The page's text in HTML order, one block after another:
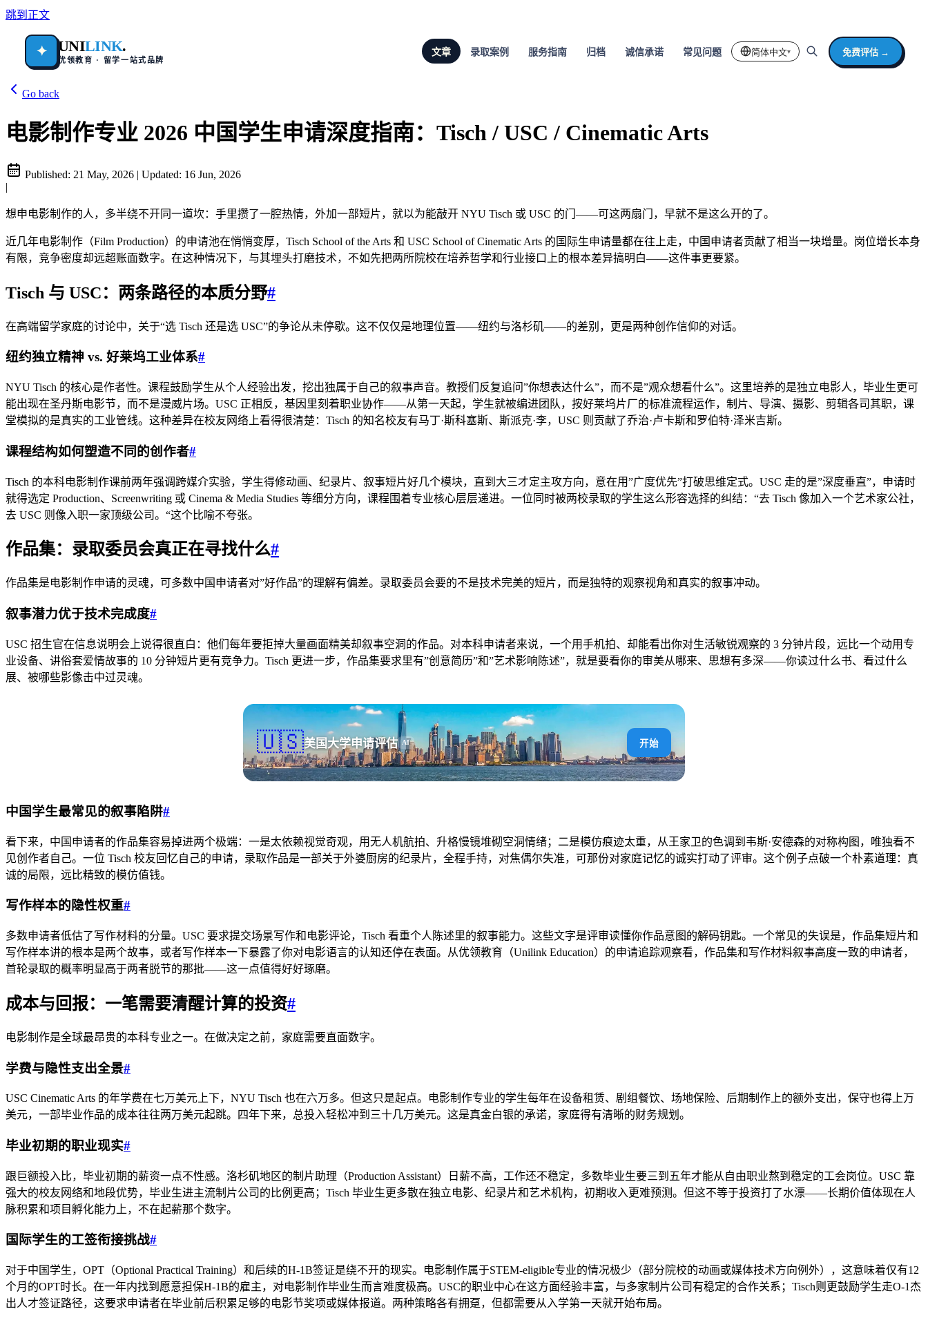
跳到正文
✦ UNILINK.
优领教育 · 留学一站式品牌
文章 录取案例 服务指南 归档 诚信承诺 常见问题 简体中文▾ 免费评估 →
Go back
电影制作专业 2026 中国学生申请深度指南：Tisch / USC / Cinematic Arts
Published: 21 May, 2026 | Updated: 16 Jun, 2026
|
想申电影制作的人，多半绕不开同一道坎：手里攒了一腔热情，外加一部短片，就以为能敲开 NYU Tisch 或 USC 的门——可这两扇门，早就不是这么开的了。
近几年电影制作（Film Production）的申请池在悄悄变厚，Tisch School of the Arts 和 USC School of Cinematic Arts 的国际生申请量都在往上走，中国申请者贡献了相当一块增量。岗位增长本身
有限，竞争密度却远超账面数字。在这种情况下，与其埋头打磨技术，不如先把两所院校在培养哲学和行业接口上的根本差异搞明白——这件事更要紧。
Tisch 与 USC：两条路径的本质分野#
在高端留学家庭的讨论中，关于“选 Tisch 还是选 USC”的争论从未停歇。这不仅仅是地理位置——纽约与洛杉矶——的差别，更是两种创作信仰的对话。
纽约独立精神 vs. 好莱坞工业体系#
NYU Tisch 的核心是作者性。课程鼓励学生从个人经验出发，挖出独属于自己的叙事声音。教授们反复追问”你想表达什么”，而不是”观众想看什么”。这里培养的是独立电影人，毕业生更可
能出现在圣丹斯电影节，而不是漫威片场。USC 正相反，基因里刻着职业协作——从第一天起，学生就被编进团队，按好莱坞片厂的标准流程运作，制片、导演、摄影、剪辑各司其职，课
堂模拟的是真实的工业管线。这种差异在校友网络上看得很清楚：Tisch 的知名校友有马丁·斯科塞斯、斯派克·李，USC 则贡献了乔治·卢卡斯和罗伯特·泽米吉斯。
课程结构如何塑造不同的创作者#
Tisch 的本科电影制作课前两年强调跨媒介实验，学生得修动画、纪录片、叙事短片好几个模块，直到大三才定主攻方向，意在用”广度优先”打破思维定式。USC 走的是”深度垂直”，申请时
就得选定 Production、Screenwriting 或 Cinema & Media Studies 等细分方向，课程围着专业核心层层递进。一位同时被两校录取的学生这么形容选择的纠结：“去 Tisch 像加入一个艺术家公社，
去 USC 则像入职一家顶级公司。“这个比喻不夸张。
作品集：录取委员会真正在寻找什么#
作品集是电影制作申请的灵魂，可多数中国申请者对”好作品”的理解有偏差。录取委员会要的不是技术完美的短片，而是独特的观察视角和真实的叙事冲动。
叙事潜力优于技术完成度#
USC 招生官在信息说明会上说得很直白：他们每年要拒掉大量画面精美却叙事空洞的作品。对本科申请者来说，一个用手机拍、却能看出你对生活敏锐观察的 3 分钟片段，远比一个动用专
业设备、讲俗套爱情故事的 10 分钟短片更有竞争力。Tisch 更进一步，作品集要求里有”创意简历”和”艺术影响陈述”，就是要看你的审美从哪来、思想有多深——你读过什么书、看过什么
展、被哪些影像击中过灵魂。
🇺🇸美国大学申请评估 AI 开始
中国学生最常见的叙事陷阱#
看下来，中国申请者的作品集容易掉进两个极端：一是太依赖视觉奇观，用无人机航拍、升格慢镜堆砌空洞情绪；二是模仿痕迹太重，从王家卫的色调到韦斯·安德森的对称构图，唯独看不
见创作者自己。一位 Tisch 校友回忆自己的申请，录取作品是一部关于外婆厨房的纪录片，全程手持，对焦偶尔失准，可那份对家庭记忆的诚实打动了评审。这个例子点破一个朴素道理：真
诚的局限，远比精致的模仿值钱。
写作样本的隐性权重#
多数申请者低估了写作材料的分量。USC 要求提交场景写作和电影评论，Tisch 看重个人陈述里的叙事能力。这些文字是评审读懂你作品意图的解码钥匙。一个常见的失误是，作品集短片和
写作样本讲的根本是两个故事，或者写作样本一下暴露了你对电影语言的认知还停在表面。从优领教育（Unilink Education）的申请追踪观察看，作品集和写作材料叙事高度一致的申请者，
首轮录取的概率明显高于两者脱节的那批——这一点值得好好琢磨。
成本与回报：一笔需要清醒计算的投资#
电影制作是全球最昂贵的本科专业之一。在做决定之前，家庭需要直面数字。
学费与隐性支出全景#
USC Cinematic Arts 的年学费在七万美元上下，NYU Tisch 也在六万多。但这只是起点。电影制作专业的学生每年在设备租赁、剧组餐饮、场地保险、后期制作上的额外支出，保守也得上万
美元，一部毕业作品的成本往往两万美元起跳。四年下来，总投入轻松冲到三十几万美元。这是真金白银的承诺，家庭得有清晰的财务规划。
毕业初期的职业现实#
跟巨额投入比，毕业初期的薪资一点不性感。洛杉矶地区的制片助理（Production Assistant）日薪不高，工作还不稳定，多数毕业生要三到五年才能从自由职业熬到稳定的工会岗位。USC 靠
强大的校友网络和地段优势，毕业生进主流制片公司的比例更高；Tisch 毕业生更多散在独立电影、纪录片和艺术机构，初期收入更难预测。但这不等于投资打了水漂——长期价值体现在人
脉积累和项目孵化能力上，不在起薪那个数字。
国际学生的工签衔接挑战#
对于中国学生，OPT（Optional Practical Training）和后续的H-1B签证是绕不开的现实。电影制作属于STEM-eligible专业的情况极少（部分院校的动画或媒体技术方向例外），这意味着仅有12
个月的OPT时长。在一年内找到愿意担保H-1B的雇主，对电影制作毕业生而言难度极高。USC的职业中心在这方面经验丰富，与多家制片公司有稳定的合作关系；Tisch则更鼓励学生走O-1杰
出人才签证路径，这要求申请者在毕业前后积累足够的电影节奖项或媒体报道。两种策略各有拥趸，但都需要从入学第一天就开始布局。